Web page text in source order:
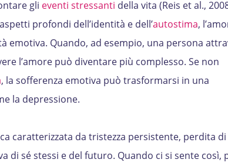
gli eventi stressanti della vita (Reis et al.,
profondi dell’identità e dell’autostima,
emotiva. Quando, ad esempio, una persona
l’amore può diventare più complesso. Se non
, la sofferenza emotiva può trasformarsi in una
la depressione.
caratterizzata da tristezza persistente, perdita di
di sé stessi e del futuro. Quando ci si sente così,